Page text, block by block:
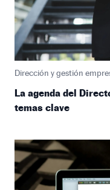
Dirección y gestión
La agenda del
temas clave